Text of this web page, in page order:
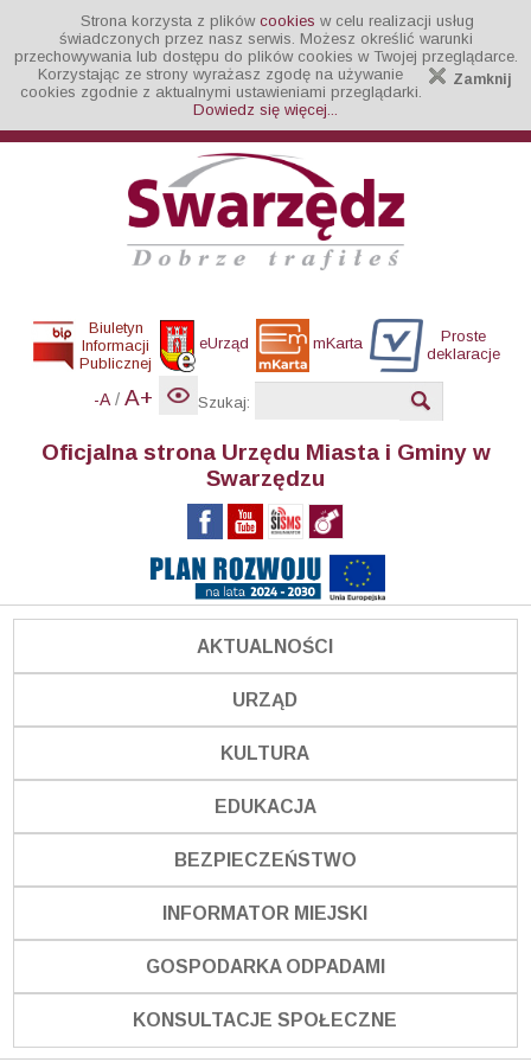
Strona korzysta z plików cookies w celu realizacji usług
świadczonych przez nasz serwis. Możesz określić warunki
przechowywania lub dostępu do plików cookies w Twojej przeglądarce.
Zamknij
Korzystając ze strony wyrażasz zgodę na używanie
cookies zgodnie z aktualnymi ustawieniami przeglądarki.
Dowiedz się więcej...
Biuletyn
Informacji
Publicznej
eUrząd mKarta
Proste
deklaracje
-A / A+ Szukaj:
Oficjalna strona Urzędu Miasta i Gminy w
Swarzędzu
AKTUALNOŚCI
URZĄD
KULTURA
EDUKACJA
BEZPIECZEŃSTWO
INFORMATOR MIEJSKI
GOSPODARKA ODPADAMI
KONSULTACJE SPOŁECZNE